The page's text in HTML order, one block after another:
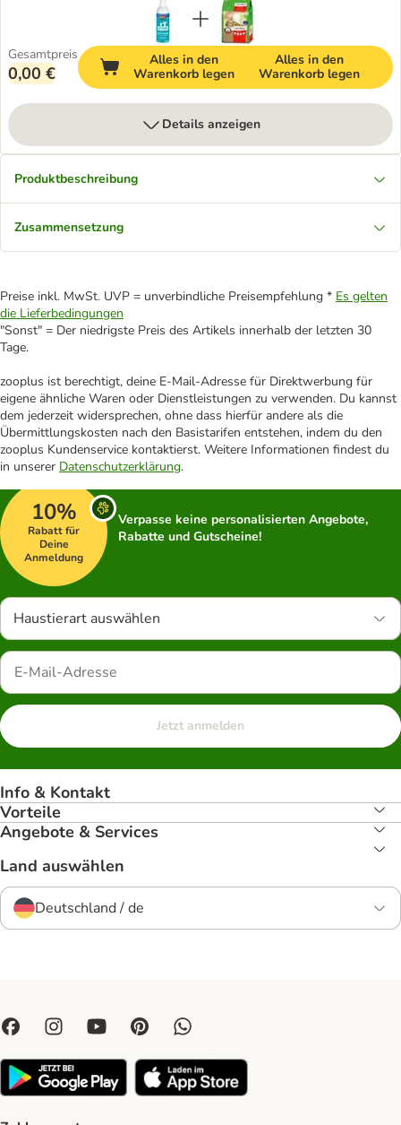
Gesamtpreis
0,00 €
Alles in den
Warenkorb legen
Alles in den
Warenkorb legen
Details anzeigen
Produktbeschreibung
Zusammensetzung
Preise inkl. MwSt. UVP = unverbindliche Preisempfehlung * Es gelten
die Lieferbedingungen
"Sonst" = Der niedrigste Preis des Artikels innerhalb der letzten 30
Tage.
zooplus ist berechtigt, deine E-Mail-Adresse für Direktwerbung für
eigene ähnliche Waren oder Dienstleistungen zu verwenden. Du kannst
dem jederzeit widersprechen, ohne dass hierfür andere als die
Übermittlungskosten nach den Basistarifen entstehen, indem du den
zooplus Kundenservice kontaktierst. Weitere Informationen findest du
in unserer Datenschutzerklärung.
10%
Rabatt für
Deine
Anmeldung
Verpasse keine personalisierten Angebote,
Rabatte und Gutscheine!
Haustierart auswählen
Jetzt anmelden
Info & Kontakt
Vorteile
Angebote & Services
Land auswählen
Deutschland / de